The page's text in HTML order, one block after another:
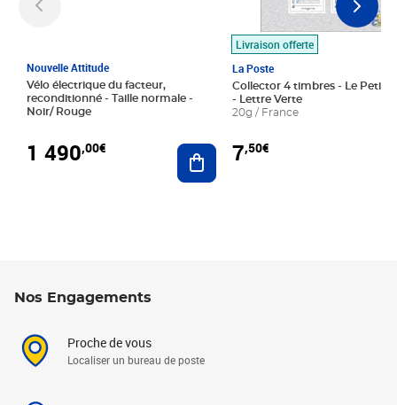
Nouvelle Attitude
Vélo électrique du facteur,
reconditionné - Taille normale -
Noir/ Rouge
1 490,00€ Ajouter au panier
Livraison offerte
La Poste
Collector 4 timbres - Le Petit
- Lettre Verte
20g / France
7,50€
Nos Engagements
Proche de vous
Localiser un bureau de poste